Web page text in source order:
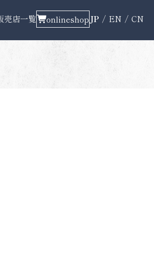
売店一覧 onlineshopJP EN CN